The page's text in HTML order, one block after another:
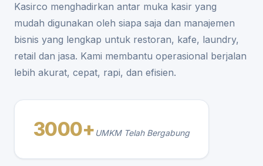
Kasirco menghadirkan antar muka kasir yang
mudah digunakan oleh siapa saja dan manajemen
bisnis yang lengkap untuk restoran, kafe, laundry,
retail dan jasa. Kami membantu operasional berjalan
lebih akurat, cepat, rapi, dan efisien.
3000+ UMKM Telah Bergabung